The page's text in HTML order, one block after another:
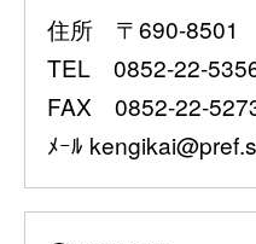
住所 〒690-8501
TEL 0852-22-
FAX 0852-22-
ﾒｰﾙ